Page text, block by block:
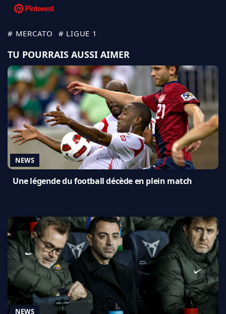
# MERCATO # LIGUE 1
TU POURRAIS AUSSI AIMER
NEWS
Une légende du football décède en plein match
NEWS